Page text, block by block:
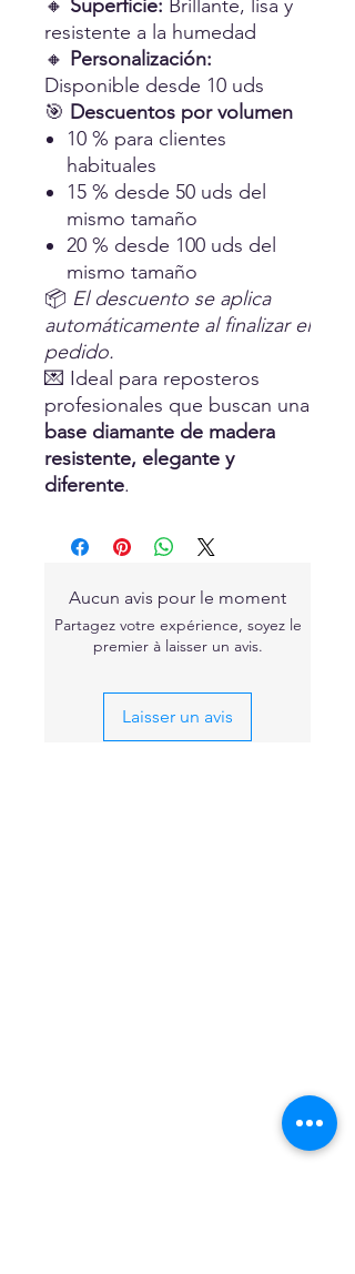
🔸 Superficie: Brillante, lisa y
resistente a la humedad
🔸 Personalización:
Disponible desde 10 uds
🎯 Descuentos por volumen
10 % para clientes
habituales
15 % desde 50 uds del
mismo tamaño
20 % desde 100 uds del
mismo tamaño
📦 El descuento se aplica
automáticamente al finalizar el
pedido.
💌 Ideal para reposteros
profesionales que buscan una
base diamante de madera
resistente, elegante y
diferente.
Aucun avis pour le moment
Partagez votre expérience, soyez le
premier à laisser un avis.
Laisser un avis